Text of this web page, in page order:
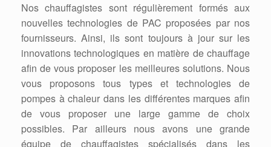
Nos chauffagistes sont régulièrement formés aux
nouvelles technologies de PAC proposées par nos
fournisseurs. Ainsi, ils sont toujours à jour sur les
innovations technologiques en matière de chauffage
afin de vous proposer les meilleures solutions. Nous
vous proposons tous types et technologies de
pompes à chaleur dans les différentes marques afin
de vous proposer une large gamme de choix
possibles. Par ailleurs nous avons une grande
équipe de chauffagistes spécialisés dans les